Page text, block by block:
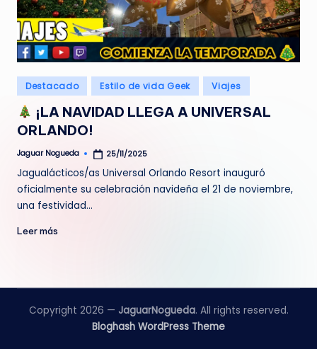
u
e
d
aPublicado
en
Destacado Estilo de vida Geek Viajes
¡LA NAVIDAD LLEGA A UNIVERSAL
ORLANDO!
Publicado
Jaguar Nogueda 25/11/2025
Jagualácticos/as Universal Orlando Resort inauguró
oficialmente su celebración navideña el 21 de noviembre,
una festividad…
Leer más
Copyright 2026 — JaguarNogueda. All rights reserved.
Bloghash WordPress Theme